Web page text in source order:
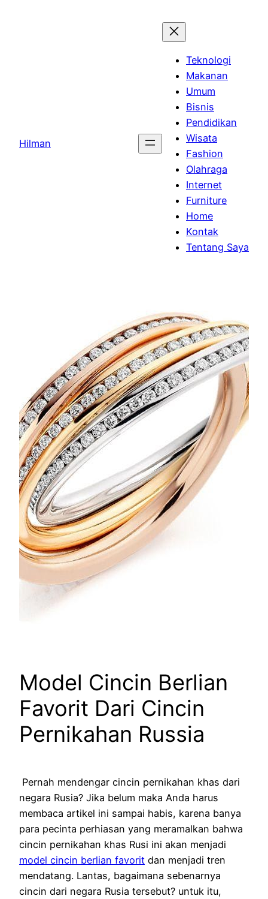
Hilman
Teknologi
Makanan
Umum
Bisnis
Pendidikan
Wisata
Fashion
Olahraga
Internet
Furniture
Home
Kontak
Tentang Saya
Model Cincin Berlian
Favorit Dari Cincin
Pernikahan Russia
Pernah mendengar cincin pernikahan khas dari
negara Rusia? Jika belum maka Anda harus
membaca artikel ini sampai habis, karena banya
para pecinta perhiasan yang meramalkan bahwa
cincin pernikahan khas Rusi ini akan menjadi
model cincin berlian favorit dan menjadi tren
mendatang. Lantas, bagaimana sebenarnya
cincin dari negara Rusia tersebut? untuk itu,